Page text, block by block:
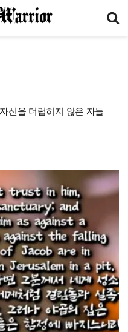
신을 더럽히지 않은 자들